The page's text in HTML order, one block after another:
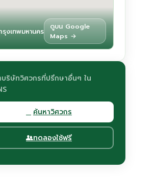
รุงเทพมหานคร
ดูบน Google
Maps →
ริษัทวิศวกรที่ปรึกษาอื่นๆ ใน
ค้นหาวิศวกร
ทดลองใช้ฟรี